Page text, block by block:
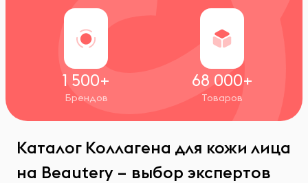
1 500+
Брендов
68 000+
Товаров
Каталог Коллагена для кожи лица
на Beautery – выбор экспертов